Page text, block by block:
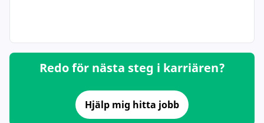
Redo för nästa steg i karriären?
Hjälp mig hitta jobb